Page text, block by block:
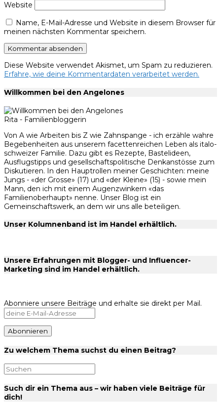
Website
Name, E-Mail-Adresse und Website in diesem Browser für
meinen nächsten Kommentar speichern.
Diese Website verwendet Akismet, um Spam zu reduzieren.
Erfahre, wie deine Kommentardaten verarbeitet werden.
Willkommen bei den Angelones
Rita - Familienbloggerin
Von A wie Arbeiten bis Z wie Zahnspange - ich erzähle wahre
Begebenheiten aus unserem facettenreichen Leben als italo-
schweizer Familie. Dazu gibt es Rezepte, Bastelideen,
Ausflugstipps und gesellschaftspolitische Denkanstösse zum
Diskutieren. In den Hauptrollen meiner Geschichten: meine
Jungs - «der Grosse» (17) und «der Kleine» (15) - sowie mein
Mann, den ich mit einem Augenzwinkern «das
Familienoberhaupt» nenne. Unser Blog ist ein
Gemeinschaftswerk, an dem wir uns alle beteiligen.
Unser Kolumnenband ist im Handel erhältlich.
Unsere Erfahrungen mit Blogger- und Influencer-
Marketing sind im Handel erhältlich.
Abonniere unsere Beiträge und erhalte sie direkt per Mail.
Zu welchem Thema suchst du einen Beitrag?
Such dir ein Thema aus – wir haben viele Beiträge für
dich!